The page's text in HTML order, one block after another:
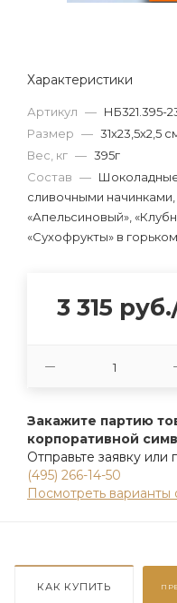
Характеристики
Артикул — НБ321.395-
Размер — 31х23,5х2,5
Вес, кг — 395г
Состав —
сливочными
«Апельсиновый»,
«Сухофрукты» в
3 315 руб.
Закажите партию
корпоративной
Отправьте заявку
(495) 266-14-50
Посмотреть
КАК КУПИТЬ